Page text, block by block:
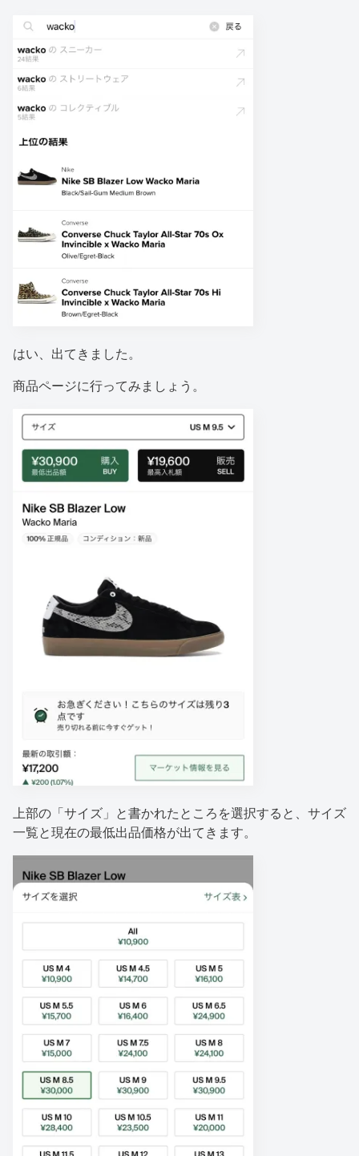
はい、出てきました。
商品ページに行ってみましょう。
上部の「サイズ」と書かれたところを選択すると、サイズ
一覧と現在の最低出品価格が出てきます。